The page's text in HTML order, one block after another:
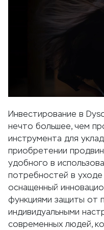
Инвестирование в
нечто большее, чем
инструмента для
приобретении
удобного в
потребностей в
оснащенный
функциями защиты от
индивидуальными
современных людей,